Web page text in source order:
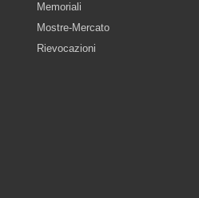
Memoriali
Mostre-Mercato
Rievocazioni